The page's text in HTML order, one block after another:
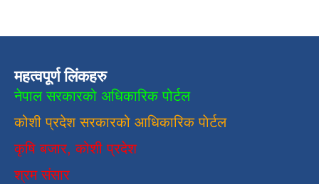
महत्वपूर्ण लिंकहरु
नेपाल सरकारको अधिकारिक पोर्टल
कोशी प्रदेश सरकारको आधिकारिकपाेर्टल
कृषि बजार, कोशी प्रदेश
श्रम संसार